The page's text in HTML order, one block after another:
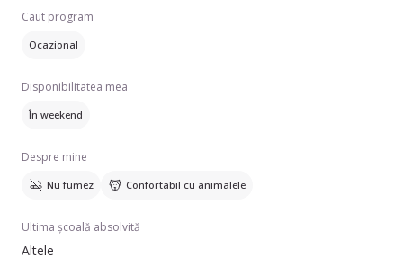
discutam.
Caut program
Ocazional
Disponibilitatea mea
În weekend
Despre mine
Nu fumez Confortabil cu animalele
Ultima școală absolvită
Altele